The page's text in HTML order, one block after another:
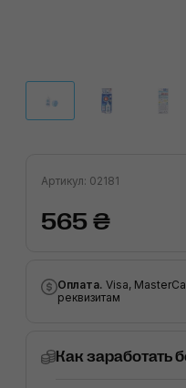
Артикул: 02181
565 ₴
Оплата. Visa,
реквизитам
Как заработать